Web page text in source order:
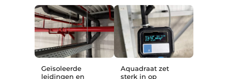
Geïsoleerde
leidingen en
Aquadraat zet
sterk in op